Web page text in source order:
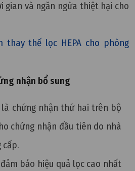
và ngăn ngừa thiệt hại cho
thay thế lọc HEPA cho phòng
nhận bổ sung
là chứng nhận thứ hai trên bộ
chứng nhận đầu tiên do nhà
cấp.
bảo hiệu quả lọc cao nhất